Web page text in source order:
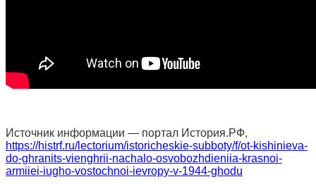
Источник информации — портал История.РФ,
https://histrf.ru/lectorium/istoricheskie-subboty/f/ot-kishinieva-
do-ghranits-vienghrii-nachalo-osvobozhdieniia-krasnoi-
armiiei-iugho-vostochnoi-ievropy-v-1944-ghodu